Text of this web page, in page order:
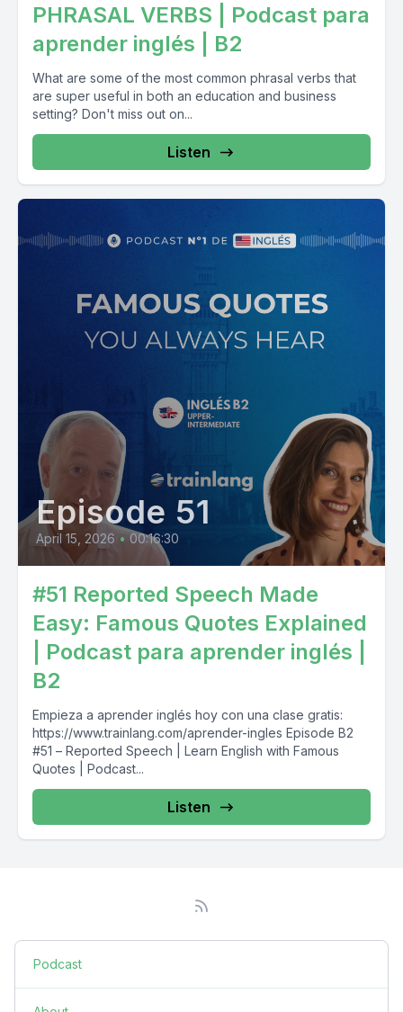
PHRASAL VERBS | Podcast para
aprender inglés | B2
What are some of the most common phrasal verbs that
are super useful in both an education and business
setting? Don't miss out on...
Listen
Episode 51
April 15, 2026 • 00:16:30
#51 Reported Speech Made
Easy: Famous Quotes Explained
| Podcast para aprender inglés |
B2
Empieza a aprender inglés hoy con una clase gratis:
https://www.trainlang.com/aprender-ingles Episode B2
#51 – Reported Speech | Learn English with Famous
Quotes | Podcast...
Listen
Podcast